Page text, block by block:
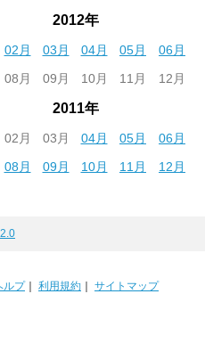
2012年
02月 03月 04月 05月
06月
08月 09月 10月 11月 12月
2011年
02月 03月 04月 05月
06月
08月 09月 10月 11月 12月
ルプ｜ 利用規約 サイトマップ